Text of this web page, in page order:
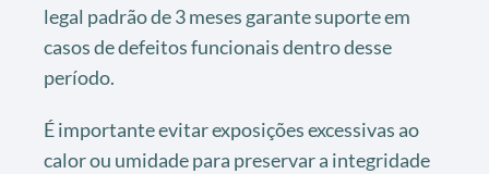
legal padrão de 3 meses garante suporte em
casos de defeitos funcionais dentro desse
período.
É importante evitar exposições excessivas ao
calor ou umidade para preservar a integridade